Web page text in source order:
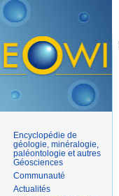
Encyclopédie de
géologie, minéralogie,
paléontologie et autres
Géosciences
Communauté
Actualités